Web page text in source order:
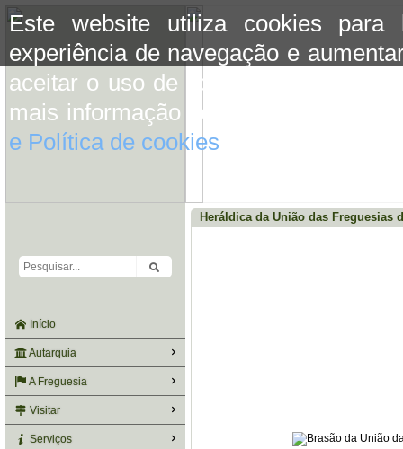
Este website utiliza cookies para
experiência de navegação e
aceitar o uso de cookies basta
mais informação consulte a
e Política de cookies
Início
Autarquia
A Freguesia
Visitar
Serviços
Heráldica da União das Freguesias